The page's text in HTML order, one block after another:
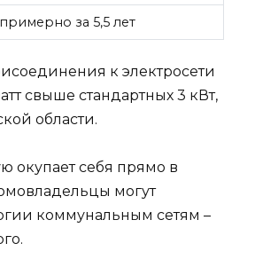
за 5,5 лет
к электросети
свыше стандартных 3 кВт,
области.
окупает себя прямо в
могут
коммунальным сетям –